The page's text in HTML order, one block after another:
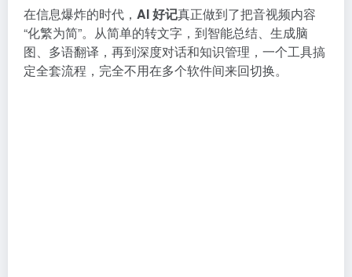
在信息爆炸的时代， AI 好记真正做到了把音视频内容
“化繁为简”。从简单的转文字，到智能总结、生成脑
图、多语翻译，再到深度对话和知识管理，一个工具搞
定全套流程，完全不用在多个软件间来回切换。